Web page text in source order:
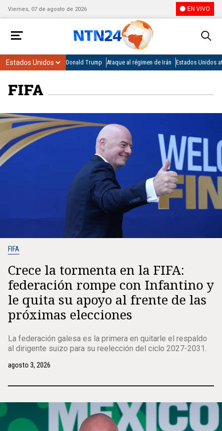
Viernes, 07 de agosto de 2026 EN VIVO
Donald Trump Ataque al régimen de Irán Estados Unidos
FIFA
FIFA
Crece la tormenta en la FIFA:
federación rompe con Infantino y
le quita su apoyo al frente de las
próximas elecciones
La federación galesa es la primera en quitarle el respaldo
al dirigente suizo para su reelección del ciclo 2027-2031.
agosto 3, 2026